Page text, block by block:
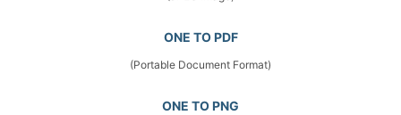
ONE TO PDF
(Portable Document Format)
ONE TO PNG